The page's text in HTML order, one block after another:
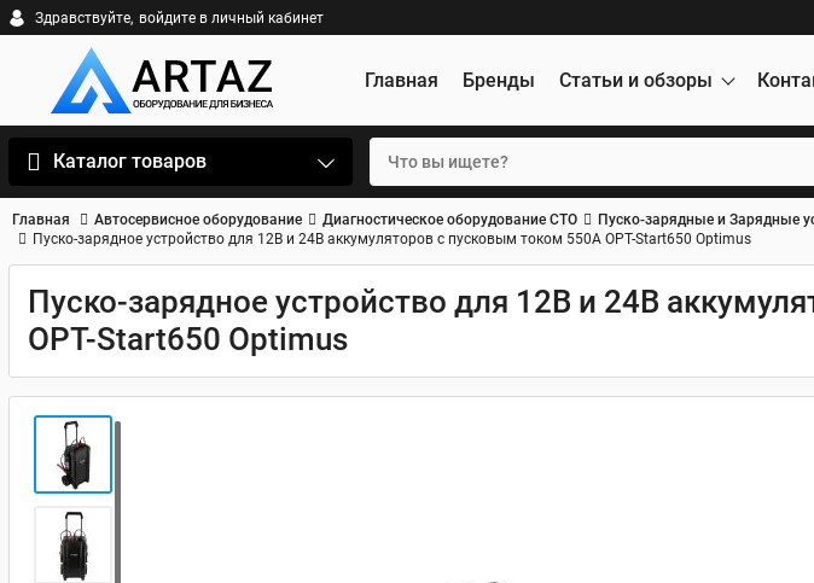
Здравствуйте, войдите в личный кабинет
Главная Бренды Статьи и обзоры
Каталог товаров
Главная Автосервисное оборудование Диагностическое оборудование СТО Пуско-зарядные и Зарядные
Пуско-зарядное устройство для 12В и 24В аккумуляторов с пусковым током 550A OPT-Start650 Optimus
Пуско-зарядное устройство для 12В и 24В
OPT-Start650 Optimus